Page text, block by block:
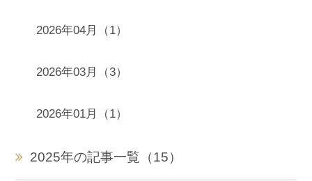
2026年04月（1）
2026年03月（3）
2026年01月（1）
2025年の記事一覧（15）